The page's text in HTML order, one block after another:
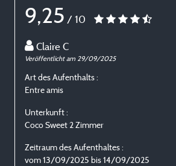
9,25 / 10
Claire C
Veröffentlicht am 29/09/2025
Art des Aufenthalts :
Entre amis
Unterkunft :
Coco Sweet 2 Zimmer
Zeitraum des Aufenthaltes :
vom 13/09/2025 bis 14/09/2025